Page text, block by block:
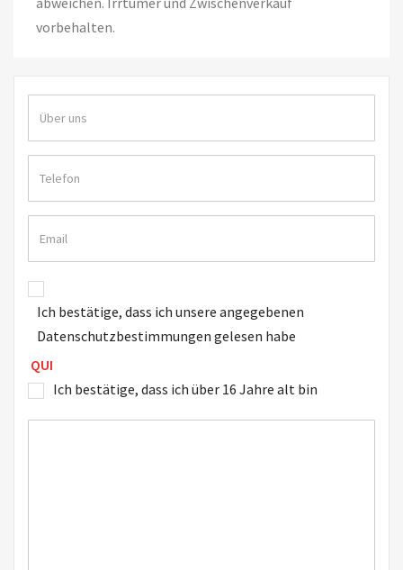
vorbehalten.
Ich bestätige, dass ich unsere angegebenen
Datenschutzbestimmungen gelesen habe
QUI
Ich bestätige, dass ich über 16 Jahre alt bin